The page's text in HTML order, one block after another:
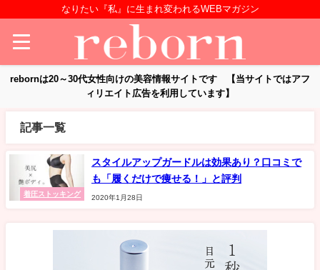
なりたい『私』に生まれ変われるWEBマガジン
rebornは20～30代女性向けの美容情報サイトです 【当サイトではアフ
ィリエイト広告を利用しています】
記事一覧
着圧ストッキング
スタイルアップガードルは効果あり？口コミで
も「履くだけで痩せる！」と評判
2020年1月28日